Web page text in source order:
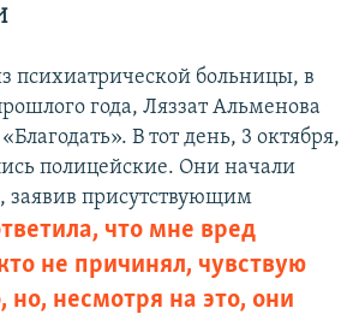
психиатрической больницы, в
года, Ляззат Альменова
В тот день, 3 октября,
полицейские. Они начали
заявив
что мне вред
не причинял, чувствую
но, несмотря на это, они
присутствующим